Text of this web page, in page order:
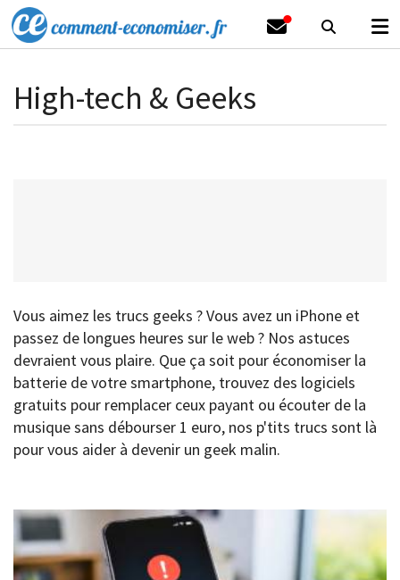
High-tech & Geeks
Vous aimez les trucs geeks ? Vous avez un iPhone et
passez de longues heures sur le web ? Nos astuces
devraient vous plaire. Que ça soit pour économiser la
batterie de votre smartphone, trouvez des logiciels
gratuits pour remplacer ceux payant ou écouter de la
musique sans débourser 1 euro, nos p'tits trucs sont là
pour vous aider à devenir un geek malin.